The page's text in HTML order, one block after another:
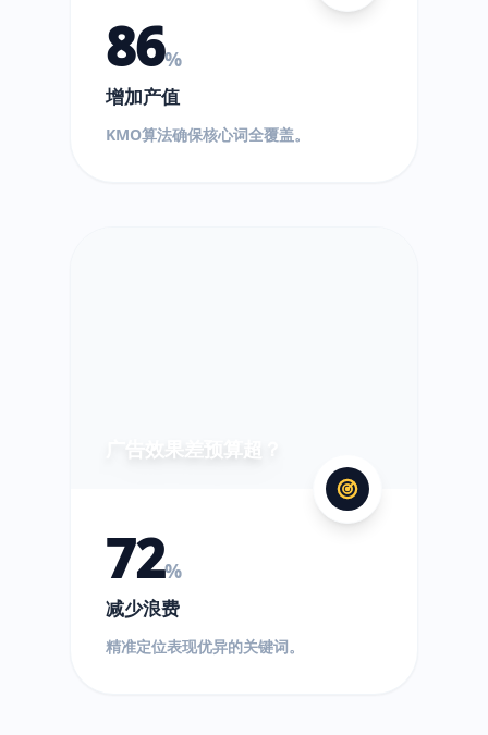
86%
增加产值
KMO算法确保核心词全覆盖。
!
广告效果差预算超？
72%
减少浪费
精准定位表现优异的关键词。